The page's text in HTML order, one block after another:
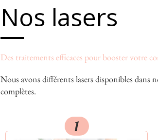
Nos lasers
Des traitements efficaces pour booster votre
Nous avons différents lasers disponibles dans
complètes.
1